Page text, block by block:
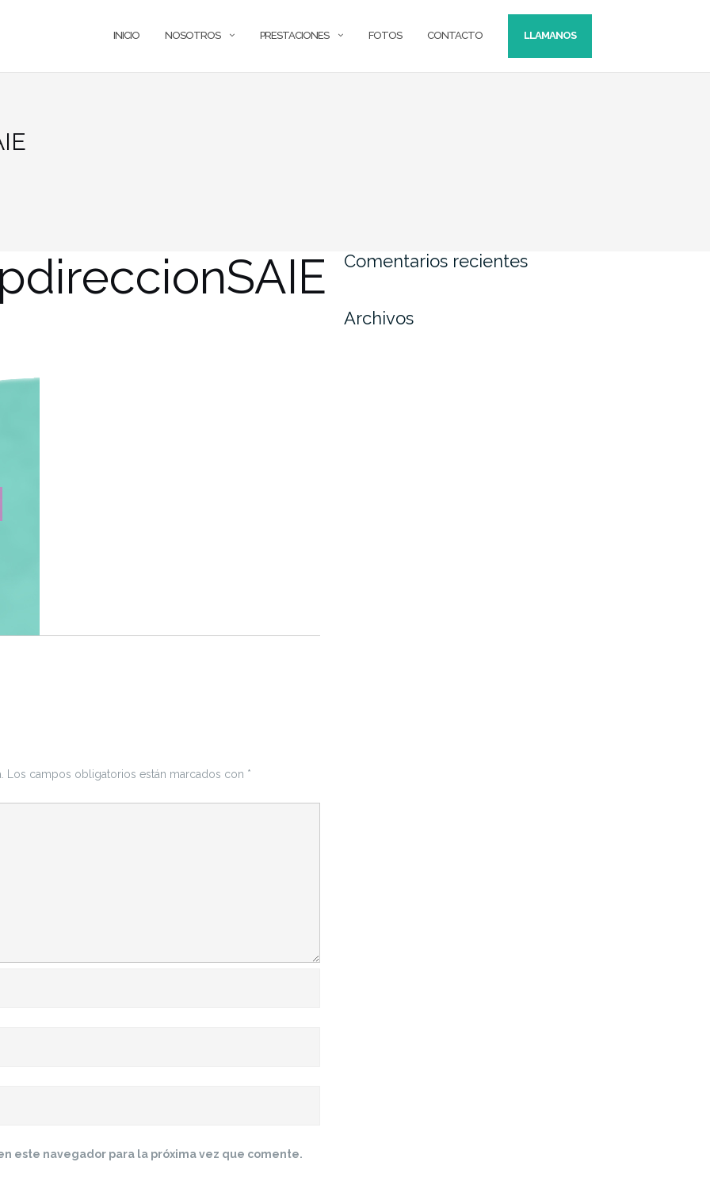
INICIO NOSOTROS PRESTACIONES FOTOS CONTACTO LLAMANOS
Los campos obligatorios están marcados con *
este navegador para la próxima vez que comente.
Comentarios recientes
Archivos